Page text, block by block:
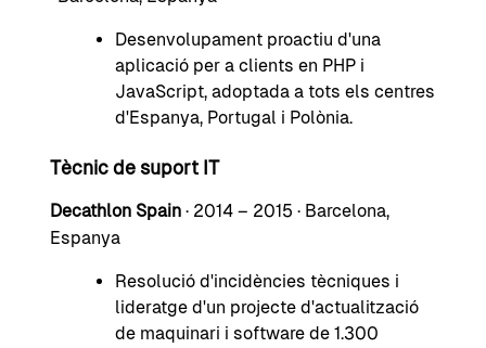
Desenvolupament proactiu d'una
aplicació per a clients en PHP i
JavaScript, adoptada a tots els centres
d'Espanya, Portugal i Polònia.
Tècnic de suport IT
Decathlon Spain · 2014 – 2015 · Barcelona,
Espanya
Resolució d'incidències tècniques i
lideratge d'un projecte d'actualització
de maquinari i software de 1.300